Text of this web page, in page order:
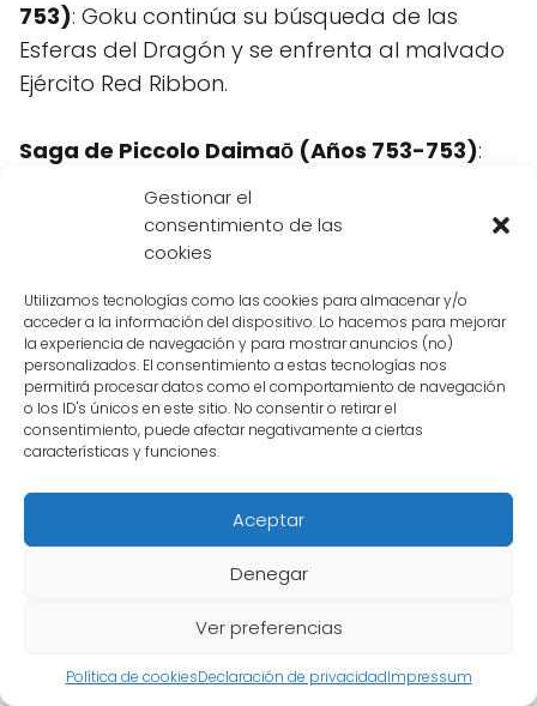
Gestionar el
consentimiento de las
cookies
Utilizamos tecnologías como las cookies para almacenar y/o
acceder a la información del dispositivo. Lo hacemos para mejorar
la experiencia de navegación y para mostrar anuncios (no)
personalizados. El consentimiento a estas tecnologías nos
permitirá procesar datos como el comportamiento de navegación
o los ID's únicos en este sitio. No consentir o retirar el
consentimiento, puede afectar negativamente a ciertas
características y funciones.
Aceptar
Denegar
Ver preferencias
Política de cookiesDeclaración de privacidadImpressum
753): Goku continúa su búsqueda de las
Esferas del Dragón y se enfrenta al malvado
Ejército Red Ribbon.
Saga de Piccolo Daimaō (Años 753-753):
Goku se enfrenta a Piccolo Daimaō y sus
secuaces en una batalla épica.
: Goku
descubre su verdadero origen y se enfrenta a
los Saiyajin en una batalla a vida o muerte.
Saga de Freezer (Año 762): Goku y sus
amigos se enfrentan al poderoso tirano
espacial Freezer en una batalla que
determinará el destino del universo.
Saga de Cell (Año 767): Goku y los demás se
enfrentan al bioandroide Cell en una batalla
máximo.